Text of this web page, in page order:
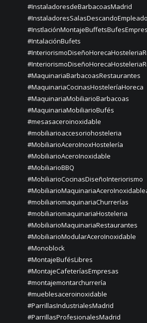
#InstaladoresdeBarbacoasMadrid
#IntalaciónBufets
#MaquinariaBarbacoasRestaurantes
#MaquinariaCocinasHosteleríaHoreca
#MaquinariaMobiliarioBarbacoas
#MaquinariaMobiliarioBufés
#mesasaceroinoxidable
#mobiliarioaccesoriohosteleria
#MobiliarioAceroInoxHostelería
#MobiliarioAceroInoxidable
#MobiliarioBBQ
#MobiliarioCocinasDiseñoInteriorismo
#mobiliariomaquinariaChurrerías
#mobiliariomaquinariaHosteleria
#MobiliarioMaquinariaRestaurantes
#MobiliarioModularAceroInoxidable
#Monoblock
#MontajeBufésLibres
#MontajeCafeteríasEmpresas
#montajemontarchurrería
#mueblesaceroinoxidable
#ParrillasIndustrialesMadrid
#ParrillasProfesionalesMadrid